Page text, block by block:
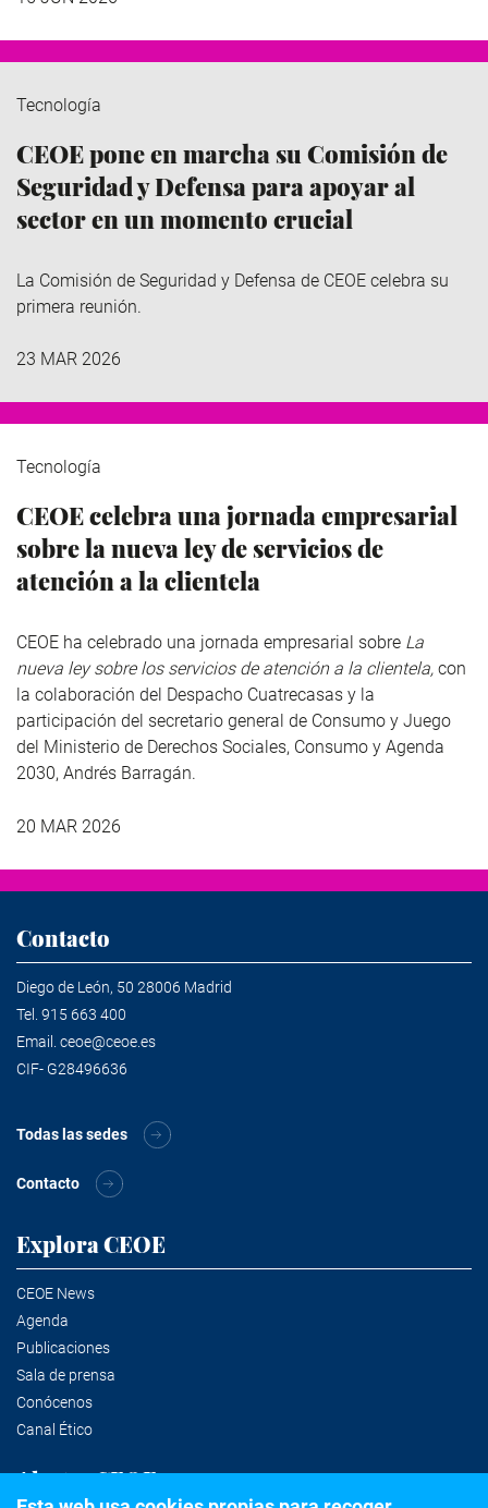
Tecnología
CEOE pone en marcha su Comisión de
Seguridad y Defensa para apoyar al
sector en un momento crucial
La Comisión de Seguridad y Defensa de CEOE celebra su
primera reunión.
23 MAR 2026
Tecnología
CEOE celebra una jornada empresarial
sobre la nueva ley de servicios de
atención a la clientela
CEOE ha celebrado una jornada empresarial sobre La
nueva ley sobre los servicios de atención a la clientela, con
la colaboración del Despacho Cuatrecasas y la
participación del secretario general de Consumo y Juego
del Ministerio de Derechos Sociales, Consumo y Agenda
2030, Andrés Barragán.
20 MAR 2026
Contacto
Diego de León, 50 28006 Madrid
Tel. 915 663 400
Email. ceoe@ceoe.es
CIF- G28496636
Todas las sedes
Contacto
Explora CEOE
CEOE News
Agenda
Publicaciones
Sala de prensa
Conócenos
Canal Ético
Alertas CEOE